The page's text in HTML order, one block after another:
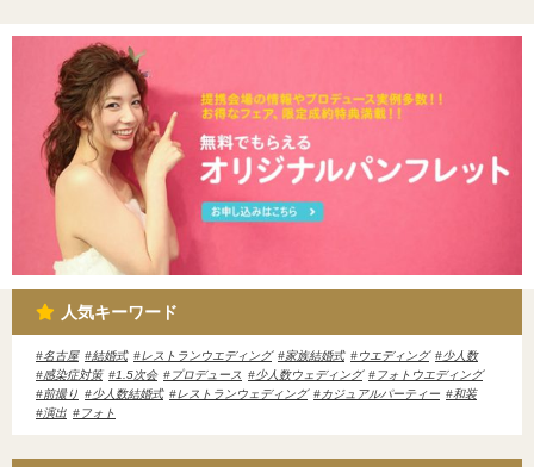
人気キーワード
名古屋 結婚式 レストランウエディング 家族結婚式 ウエディング
少人数
感染症対策
1.5次会 プロデュース 少人数ウェディング
フォトウエディング
前撮り
少人数結婚式 レストランウェディング カジュアルパーティー
和装
演出
フォト